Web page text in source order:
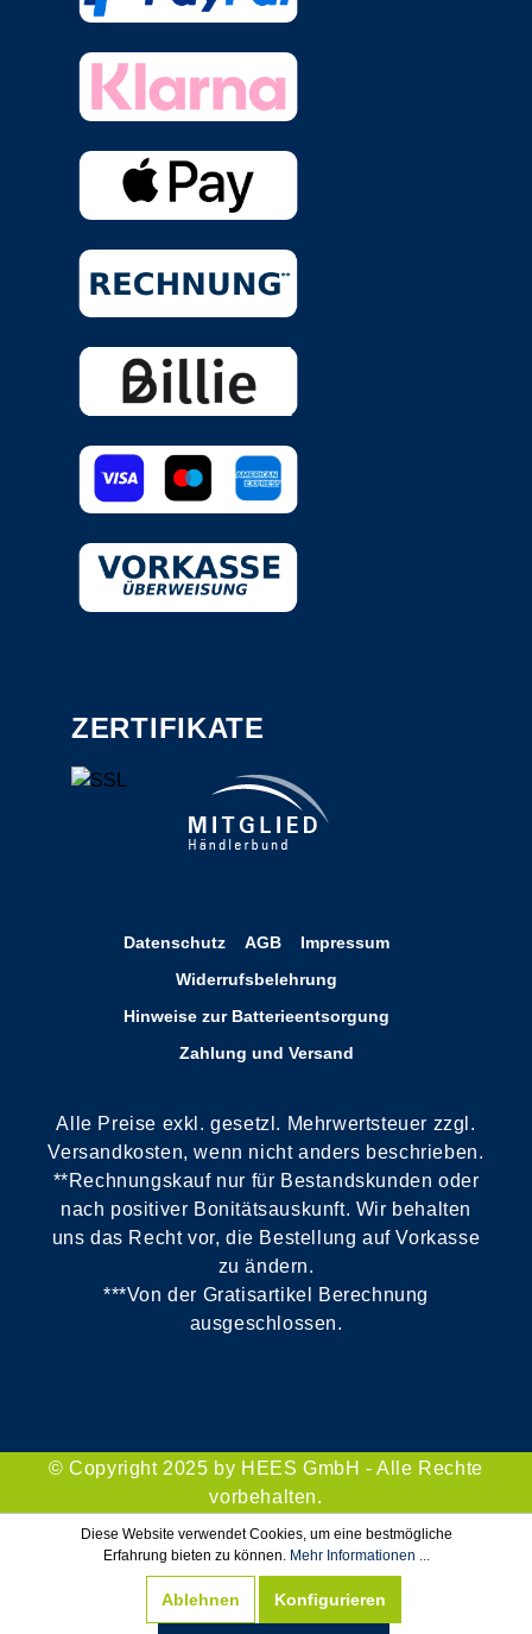
ZERTIFIKATE
Datenschutz AGB
Impressum
Widerrufsbelehrung
Hinweise zur Batterieentsorgung
Zahlung und Versand
Alle Preise exkl. gesetzl. Mehrwertsteuer zzgl.
Versandkosten, wenn nicht anders beschrieben.
**Rechnungskauf nur für Bestandskunden oder
nach positiver Bonitätsauskunft. Wir behalten
uns das Recht vor, die Bestellung auf Vorkasse
zu ändern.
***Von der Gratisartikel Berechnung
ausgeschlossen.
© Copyright 2025 by HEES GmbH - Alle Rechte
vorbehalten.
Diese Website verwendet Cookies, um eine bestmögliche
Erfahrung bieten zu können. Mehr Informationen ...
Ablehnen Konfigurieren